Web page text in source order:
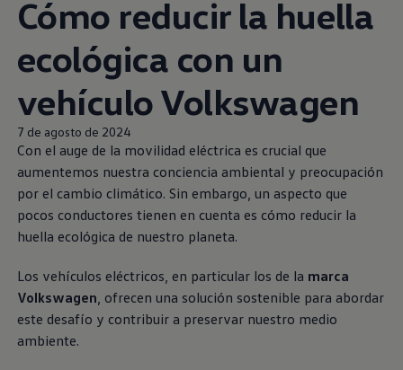
Cómo reducir la huella
ecológica con un
vehículoVolkswagen
7 de agosto de 2024
Con el auge de la movilidad eléctrica es crucial que
aumentemos nuestra conciencia ambiental y preocupación
por el cambio climático. Sin embargo, un aspecto que
pocos conductores tienen en cuenta es cómo reducir la
huella ecológica de nuestro planeta.
Los vehículos eléctricos, en particular los de la marca
Volkswagen, ofrecen una solución sostenible para abordar
este desafío y contribuir a preservar nuestro medio
ambiente.